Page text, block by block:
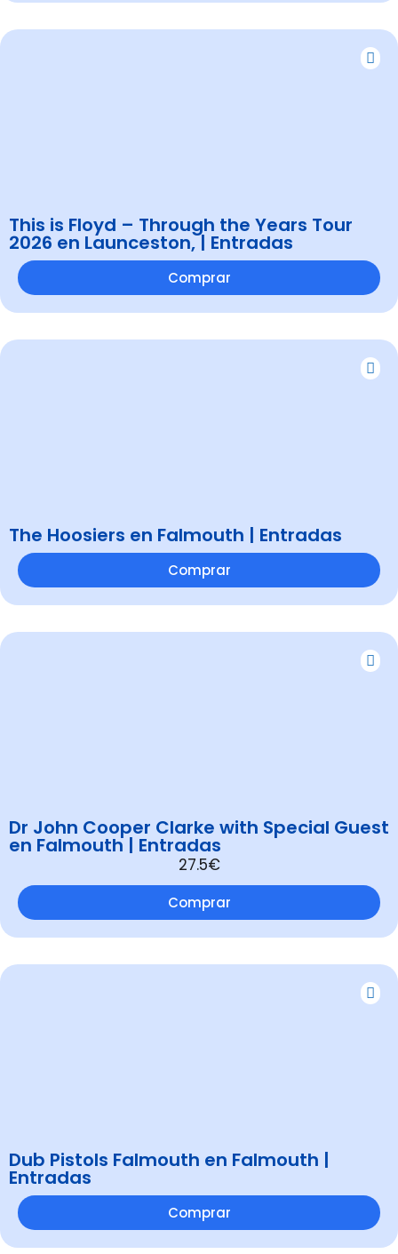
This is Floyd – Through the Years Tour
2026 en Launceston, | Entradas
Comprar
The Hoosiers en Falmouth | Entradas
Comprar
Dr John Cooper Clarke with Special Guest
en Falmouth | Entradas
27.5€
Comprar
Dub Pistols Falmouth en Falmouth |
Entradas
Comprar